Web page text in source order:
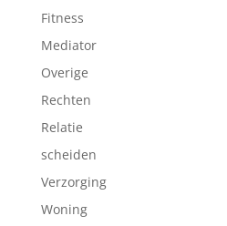
Fitness
Mediator
Overige
Rechten
Relatie
scheiden
Verzorging
Woning